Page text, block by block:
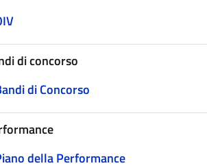
di concorso
di Concorso
della Performance